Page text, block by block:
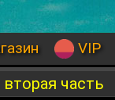
VIP
часть